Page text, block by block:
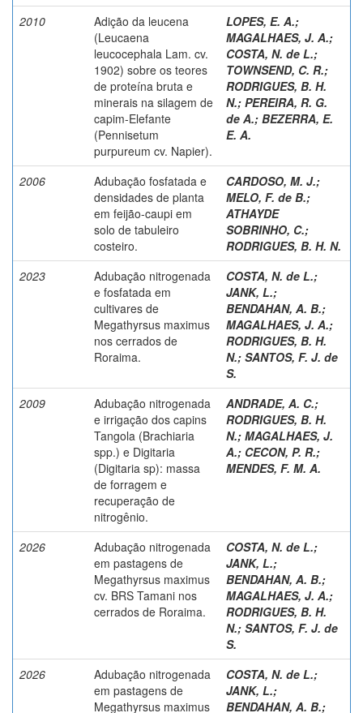
2010
Adição da leucena
(Leucaena
leucocephala Lam. cv.
1902) sobre os teores
de proteína bruta e
minerais na silagem de
capim-Elefante
(Pennisetum
purpureum cv. Napier).
LOPES, E. A.;
MAGALHAES, J. A.;
COSTA, N. de L.;
TOWNSEND, C. R.;
RODRIGUES, B. H.
N.; PEREIRA, R. G.
de A.; BEZERRA, E.
E. A.
2006
Adubação fosfatada e
densidades de planta
em feijão-caupi em
solo de tabuleiro
costeiro.
CARDOSO, M. J.;
MELO, F. de B.;
ATHAYDE
SOBRINHO, C.;
RODRIGUES, B. H. N.
2023
Adubação nitrogenada
e fosfatada em
cultivares de
Megathyrsus maximus
nos cerrados de
Roraima.
COSTA, N. de L.;
JANK, L.;
BENDAHAN, A. B.;
MAGALHAES, J. A.;
RODRIGUES, B. H.
N.; SANTOS, F. J. de
S.
2009
Adubação nitrogenada
e irrigação dos capins
Tangola (Brachiaria
spp.) e Digitaria
(Digitaria sp): massa
de forragem e
recuperação de
nitrogênio.
ANDRADE, A. C.;
RODRIGUES, B. H.
N.; MAGALHAES, J.
A.; CECON, P. R.;
MENDES, F. M. A.
2026
Adubação nitrogenada
em pastagens de
Megathyrsus maximus
cv. BRS Tamani nos
cerrados de Roraima.
COSTA, N. de L.;
JANK, L.;
BENDAHAN, A. B.;
MAGALHAES, J. A.;
RODRIGUES, B. H.
N.; SANTOS, F. J. de
S.
2026
Adubação nitrogenada
em pastagens de
Megathyrsus maximus
COSTA, N. de L.;
JANK, L.;
BENDAHAN, A. B.;